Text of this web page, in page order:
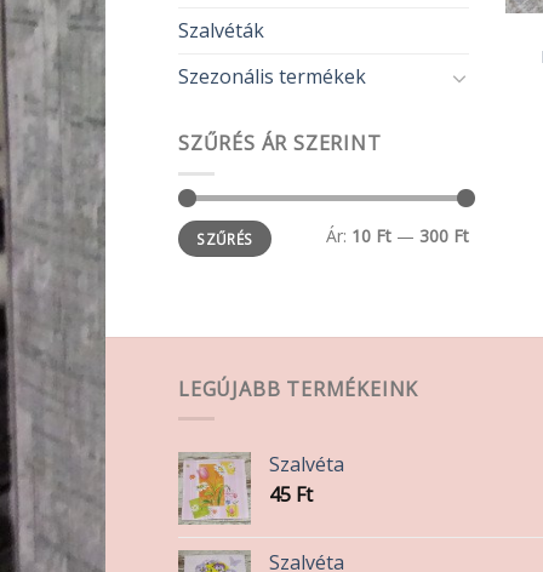
Szalvéták
Szezonális termékek
SZŰRÉS ÁR SZERINT
Min
ár
Max
ár SZŰRÉS Ár: 10 Ft — 300 Ft
LEGÚJABB TERMÉKEINK
Szalvéta
45 Ft
Szalvéta